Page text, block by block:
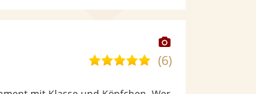
Dieser
Künstler
4,9(6)